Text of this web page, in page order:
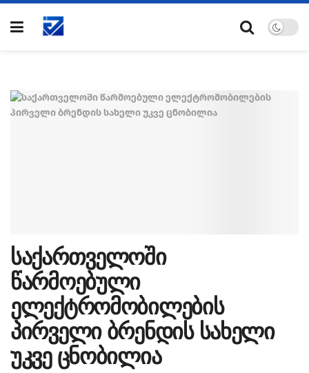
საქართველოში
წარმოებული
ელექტრომობილების
პირველი ბრენდის სახელი
უკვე ცნობილია